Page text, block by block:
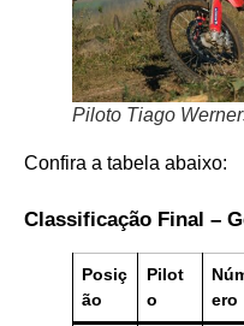
Piloto Tiago
Confira a tabela abaixo:
Classificação Final –
Posiç
ão
Pilot
o
ero